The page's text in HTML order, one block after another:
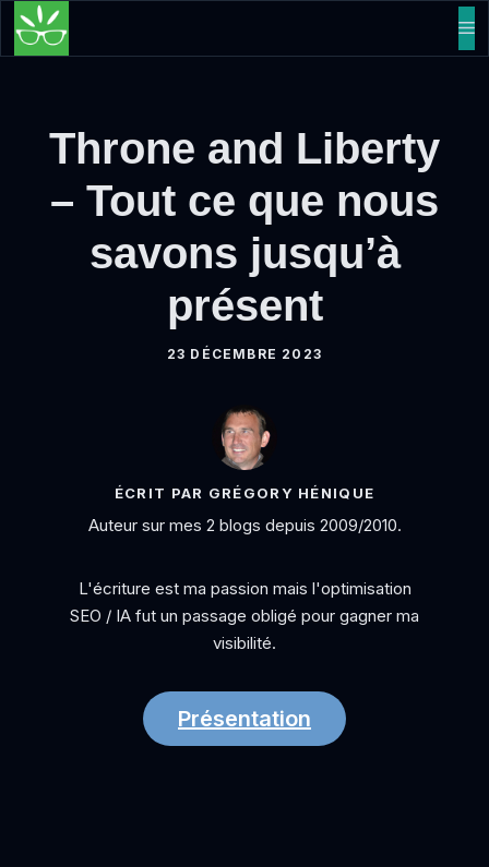
Aller
Throne and Liberty
– Tout ce que nous
savons jusqu’à
présent
23 DÉCEMBRE 2023
ÉCRIT PAR GRÉGORY HÉNIQUE
Auteur sur mes 2 blogs depuis 2009/2010.
L'écriture est ma passion mais l'optimisation
SEO / IA fut un passage obligé pour gagner ma
visibilité.
Présentation